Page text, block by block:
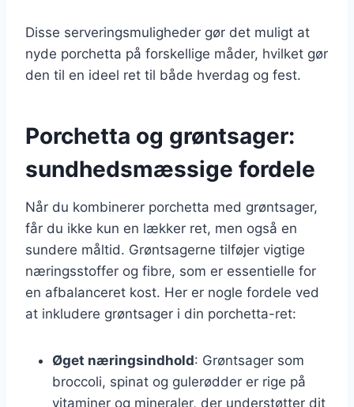
Disse serveringsmuligheder gør det muligt at
nyde porchetta på forskellige måder, hvilket gør
den til en ideel ret til både hverdag og fest.
Porchetta og grøntsager:
sundhedsmæssige fordele
Når du kombinerer porchetta med grøntsager,
får du ikke kun en lækker ret, men også en
sundere måltid. Grøntsagerne tilføjer vigtige
næringsstoffer og fibre, som er essentielle for
en afbalanceret kost. Her er nogle fordele ved
at inkludere grøntsager i din porchetta-ret:
Øget næringsindhold: Grøntsager som
broccoli, spinat og gulerødder er rige på
vitaminer og mineraler, der understøtter dit